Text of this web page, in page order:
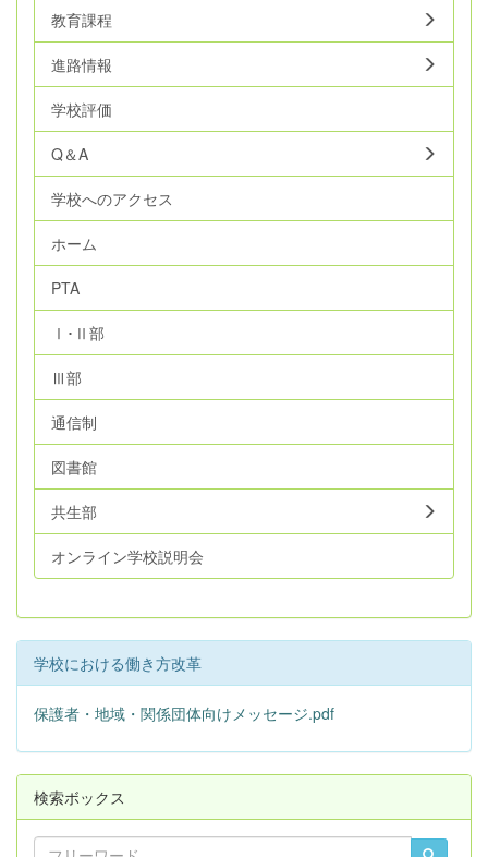
教育課程
進路情報
学校評価
Q＆A
学校へのアクセス
ホーム
PTA
Ⅰ･Ⅱ部
Ⅲ部
通信制
図書館
共生部
オンライン学校説明会
学校における働き方改革
保護者・地域・関係団体向けメッセージ.pdf
検索ボックス